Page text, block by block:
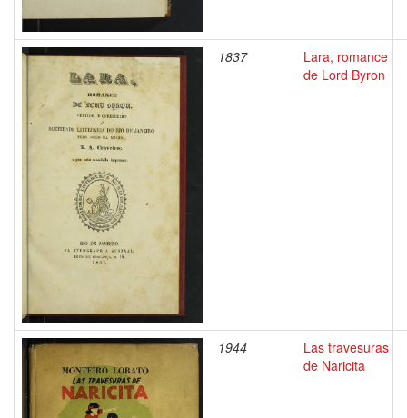
1837
Lara, romance
de Lord Byron
1944
Las travesuras
de Naricita